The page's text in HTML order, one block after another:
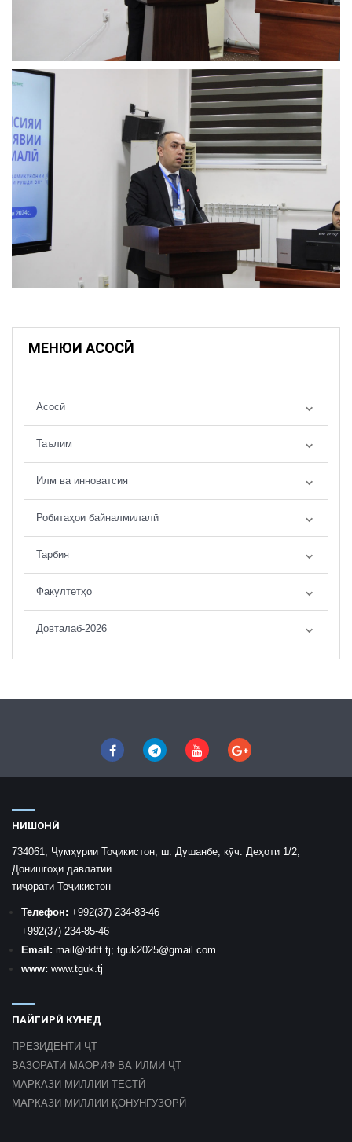
МЕНЮИ АСОСӢ
Асосӣ
Таълим
Илм ва инноватсия
Робитаҳои байналмилалӣ
Тарбия
Факултетҳо
Довталаб-2026
НИШОНӢ
734061, Ҷумҳурии Тоҷикистон, ш. Душанбе, кӯч. Деҳоти 1/2,
Донишгоҳи давлатии
тиҷорати Тоҷикистон
Телефон: +992(37) 234-83-46
+992(37) 234-85-46
Email: mail @ddtt.tj; tguk2025@gmail.com
www: www.tguk.tj
ПАЙГИРӢ КУНЕД
ПРЕЗИДЕНТИ ҶТ
ВАЗОРАТИ МАОРИФ ВА ИЛМИ ҶТ
МАРКАЗИ МИЛЛИИ ТЕСТӢ
МАРКАЗИ МИЛЛИИ ҚОНУНГУЗОРӢ